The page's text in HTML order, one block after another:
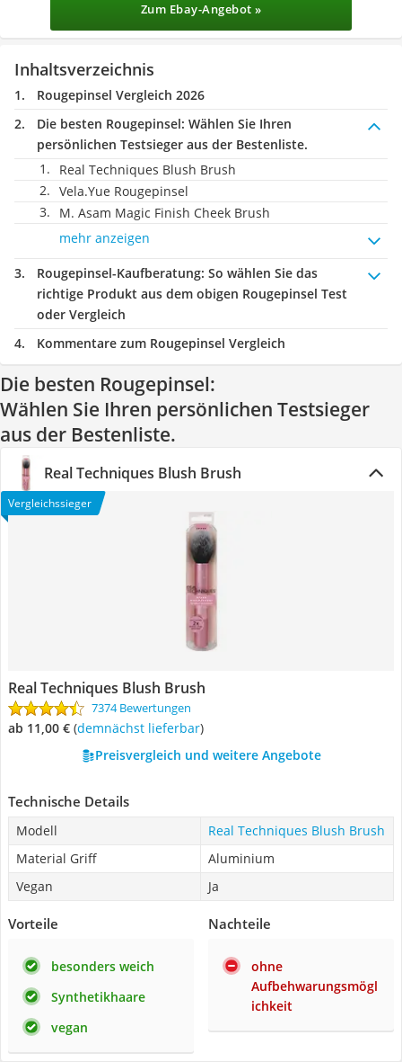
Zum Ebay-Angebot »
Inhaltsverzeichnis
Rougepinsel Vergleich 2026
Die besten Rougepinsel: Wählen Sie Ihren
persönlichen Testsieger aus der Bestenliste.
Real Techniques Blush Brush
Vela.Yue Rougepinsel
M. Asam Magic Finish Cheek Brush
mehr anzeigen
Rougepinsel-Kaufberatung: So wählen Sie das
richtige Produkt aus dem obigen Rougepinsel Test
oder Vergleich
Kommentare zum Rougepinsel Vergleich
Die besten Rougepinsel:
Wählen Sie Ihren persönlichen Testsieger
aus der Bestenliste.
Real Techniques Blush Brush
Vergleichssieger
Real Techniques Blush Brush
7374 Bewertungen
ab 11,00 € ( Demnächst lieferbar)
Preisvergleich und weitere Angebote
Technische Details
Modell
Real Techniques Blush Brush
Material Griff
Aluminium
Vegan
Ja
Vorteile
besonders weich
Synthetikhaare
vegan
Nachteile
ohne
Aufbehwarungsmögl
ichkeit